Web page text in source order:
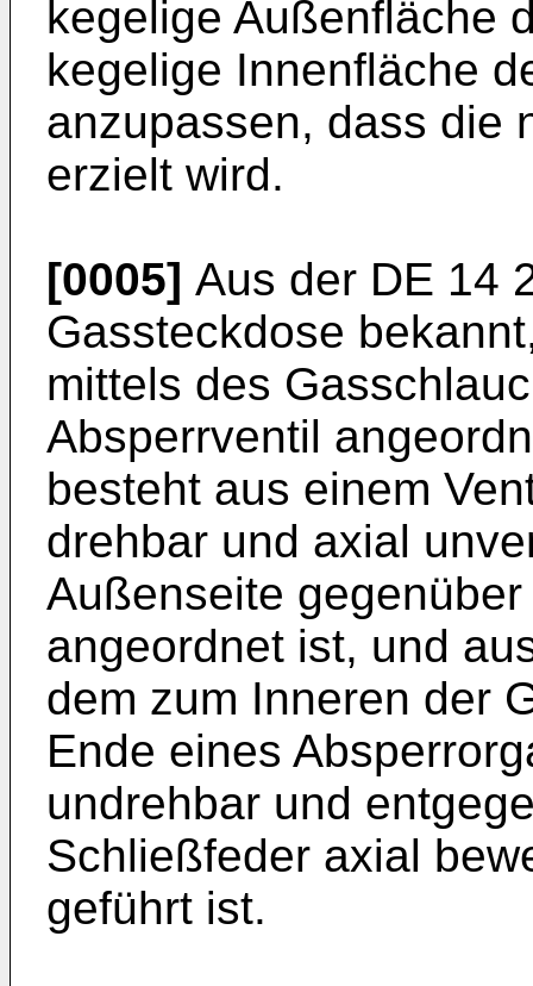
kegelige Außenfläche
kegelige Innenfläche
anzupassen, dass die
erzielt wird.
[0005] Aus der DE 14
Gassteckdose
mittels des
Absperrventil
besteht aus einem
drehbar und axial
Außenseite
angeordnet ist, und
dem zum Inneren der
Ende eines
undrehbar und
Schließfeder axial
geführt ist.